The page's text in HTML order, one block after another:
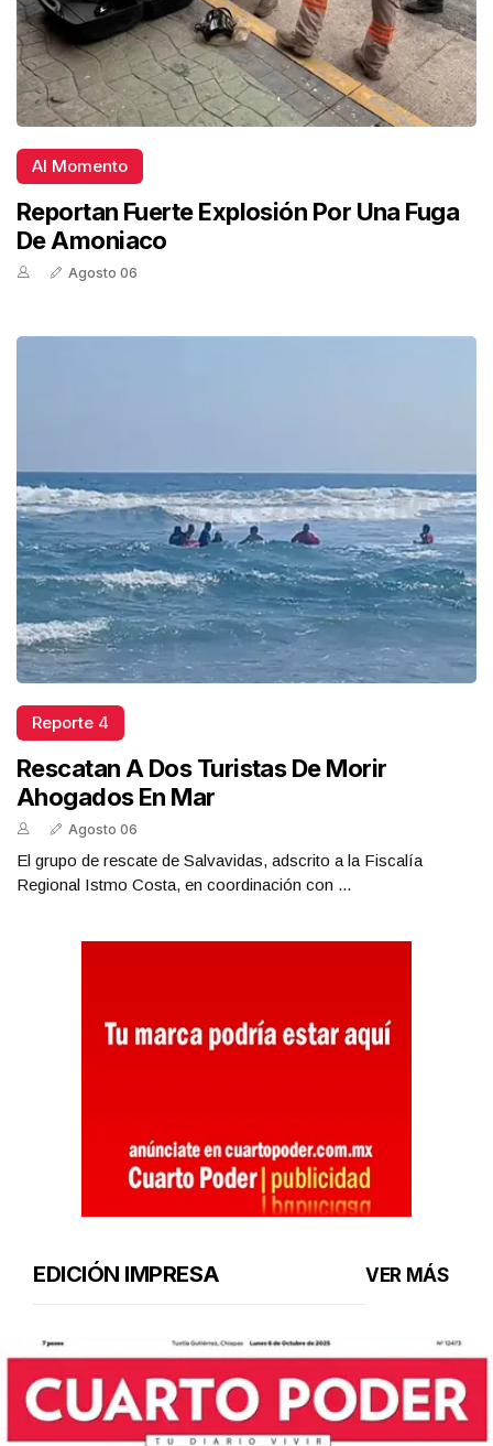
Al Momento
Reportan Fuerte Explosión Por Una Fuga
De Amoniaco
Agosto 06
Reporte 4
Rescatan A Dos Turistas De Morir
Ahogados En Mar
Agosto 06
El grupo de rescate de Salvavidas, adscrito a la Fiscalía
Regional Istmo Costa, en coordinación con ...
EDICIÓN IMPRESA VER MÁS